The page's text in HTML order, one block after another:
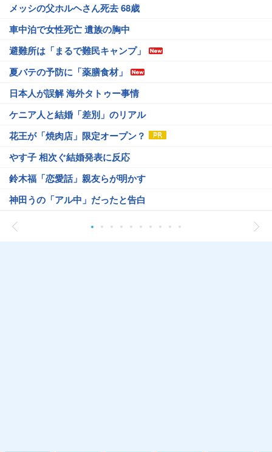
メッシの父ホルヘさん死去 68歳
車中泊で女性死亡 遺族の胸中
避難所は「まるで難民キャンプ」
夏バテの予防に「薬膳食材」
日本人が誤解 海外タトゥー事情
ケニア人と結婚「差別」のリアル
花王が「焼肉店」限定オープン？
やす子 相次ぐ結婚発表に反応
鈴木福「恋愛話」親友らが明かす
神田うの「アル中」だったと告白